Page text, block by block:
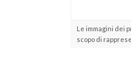
Le immagini dei
scopo di